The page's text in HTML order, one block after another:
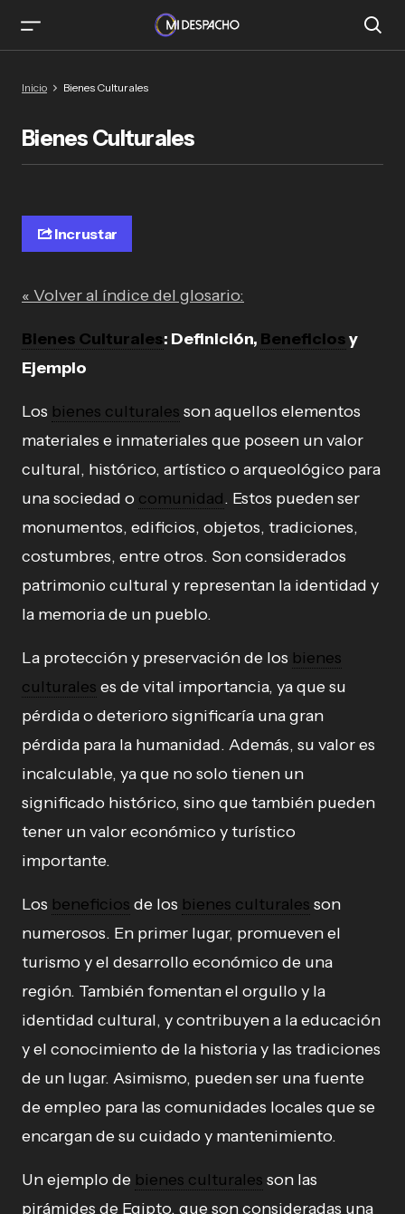
Inicio Bienes Culturales
Bienes Culturales
Incrustar
« Volver al índice del glosario:
Bienes Culturales: Definición, Beneficiosy
Ejemplo
Los bienes culturales son aquellos elementos
materiales e inmateriales que poseen un valor
cultural, histórico, artístico o arqueológico para
una sociedad o comunidad. Estos pueden ser
monumentos, edificios, objetos, tradiciones,
costumbres, entre otros. Son considerados
patrimonio cultural y representan la identidad y
la memoria de un pueblo.
La protección y preservación de los bienes
culturales es de vital importancia, ya que su
pérdida o deterioro significaría una gran
pérdida para la humanidad. Además, su valor es
incalculable, ya que no solo tienen un
significado histórico, sino que también pueden
tener un valor económico y turístico
importante.
Los beneficios de los bienes culturales son
numerosos. En primer lugar, promueven el
turismo y el desarrollo económico de una
región. También fomentan el orgullo y la
identidad cultural, y contribuyen a la educación
y el conocimiento de la historia y las tradiciones
de un lugar. Asimismo, pueden ser una fuente
de empleo para las comunidades locales que se
encargan de su cuidado y mantenimiento.
Un ejemplo de bienes culturales son las
pirámides de Egipto, que son consideradas una